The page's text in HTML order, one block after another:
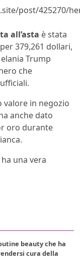
post/425270/
all’asta è stata
379,261 dollari,
Trump
che
valore in negozio
anche dato
oro durante
una vera
beauty che ha
cura della